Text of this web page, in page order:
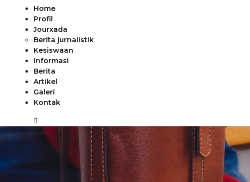
Home
Profil
Jourxada
Berita jurnalistik
Kesiswaan
Informasi
Berita
Artikel
Galeri
Kontak